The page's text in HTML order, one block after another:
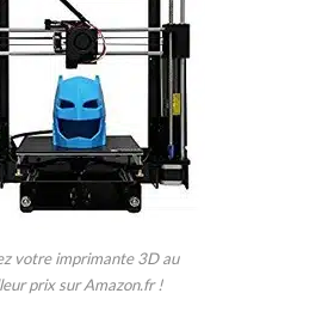
votre imprimante 3D au
prix sur Amazon.fr !